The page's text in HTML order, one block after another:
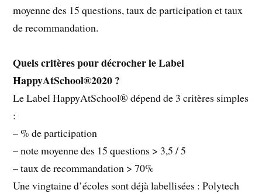
moyenne des 15 questions, taux de participation et taux
de recommandation.
Quels critères pour décrocher le Label
HappyAtSchool®2020 ?
Le Label HappyAtSchool® dépend de 3 critères simples
:
– % de participation
– note moyenne des 15 questions > 3,5 / 5
– taux de recommandation > 70%
Une vingtaine d’écoles sont déjà labellisées : Polytech